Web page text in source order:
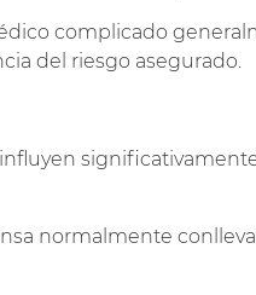
complicado
del riesgo asegurado.
normalmente